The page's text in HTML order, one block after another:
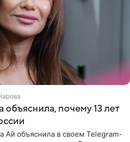
объяснила, почему 13 лет
Ай объяснила в своем Telegram-